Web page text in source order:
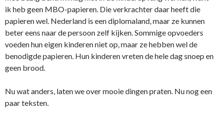
ik heb geen MBO-papieren. Die verkrachter daar heeft die
papieren wel. Nederland is een diplomaland, maar ze kunnen
beter eens naar de persoon zelf kijken. Sommige opvoeders
voeden hun eigen kinderen niet op, maar ze hebben wel de
benodigde papieren. Hun kinderen vreten de hele dag snoep en
geen brood.
Nu wat anders, laten we over mooie dingen praten. Nu nog een
paar teksten.